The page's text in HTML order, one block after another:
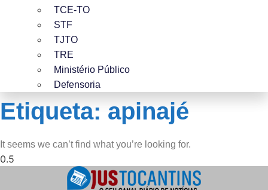
TCE-TO
STF
TJTO
TRE
Ministério Público
Defensoria
Etiqueta: apinajé
It seems we can’t find what you’re looking for.